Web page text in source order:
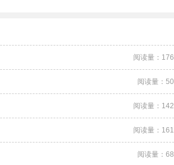
阅读量：176
阅读量：50
阅读量：142
阅读量：161
阅读量：68